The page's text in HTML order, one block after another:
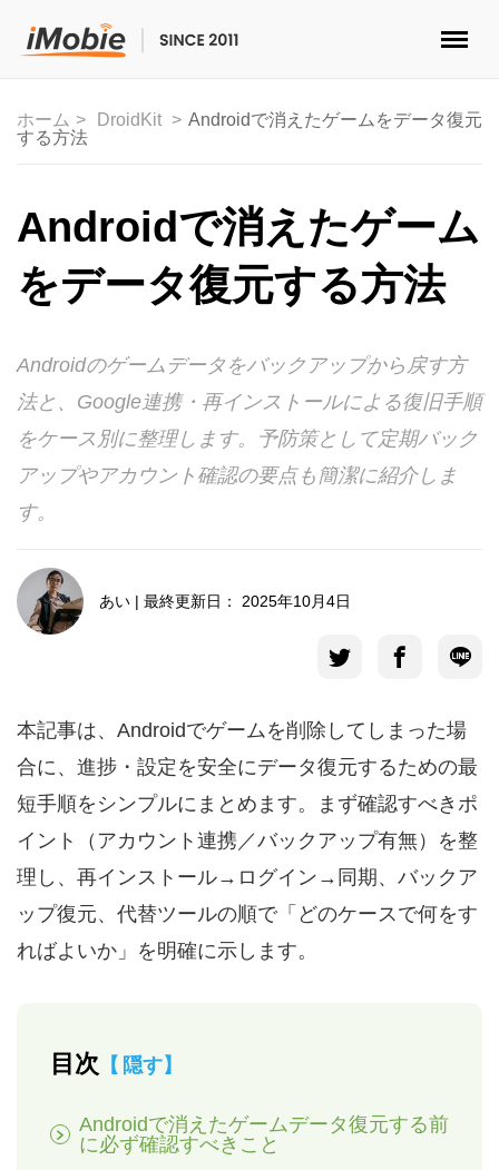
マルチメディア
便利ツール
ストア
ダウンロード
サポート
ホーム DroidKit
Androidで消えたゲームをデータ復元
する方法
Androidで消えたゲーム
をデータ復元する方法
Androidのゲームデータをバックアップから戻す方
法と、Google連携・再インストールによる復旧手順
をケース別に整理します。予防策として定期バック
アップやアカウント確認の要点も簡潔に紹介しま
す。
あい | 最終更新日： 2025年10月4日
本記事は、Androidでゲームを削除してしまった場
合に、進捗・設定を安全にデータ復元するための最
短手順をシンプルにまとめます。まず確認すべきポ
イント（アカウント連携／バックアップ有無）を整
理し、再インストール→ログイン→同期、バックア
ップ復元、代替ツールの順で「どのケースで何をす
ればよいか」を明確に示します。
目次 隠す
Androidで消えたゲームデータ復元する前
に必ず確認すべきこと